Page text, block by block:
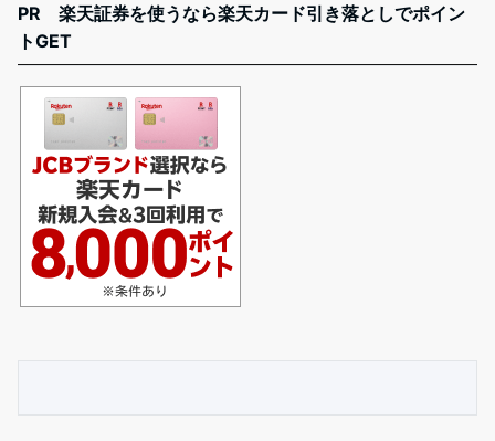
PR 楽天証券を使うなら楽天カード引き落としでポイン
トGET